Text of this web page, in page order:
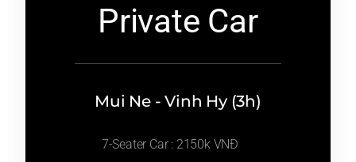
Private Car
Mui Ne - Vinh Hy (3h)
7-Seater Car : 2150k VNĐ